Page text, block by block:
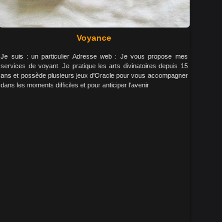
Voyance
Je suis : un particulier Adresse web : Je vous propose mes
services de voyant. Je pratique les arts divinatoires depuis 15
ans et possède plusieurs jeux d'Oracle pour vous accompagner
dans les moments difficiles et pour anticiper l'avenir